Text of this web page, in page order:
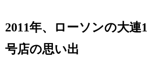
2011年、ローソンの大連1
号店の思い出